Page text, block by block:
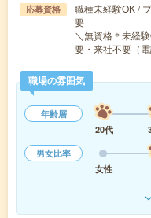
応募資格
職種未経験OK /
要
＼無資格＊未経
要・来社不要（
職場の雰囲気
年齢層
20代
男女比率
女性